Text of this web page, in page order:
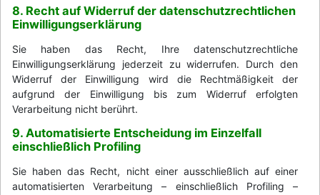
8. Recht auf Widerruf der datenschutzrechtlichen
Einwilligungserklärung
Sie haben das Recht, Ihre datenschutzrechtliche
Einwilligungserklärung jederzeit zu widerrufen. Durch den
Widerruf der Einwilligung wird die Rechtmäßigkeit der
aufgrund der Einwilligung bis zum Widerruf erfolgten
Verarbeitung nicht berührt.
9. Automatisierte Entscheidung im Einzelfall
einschließlich Profiling
Sie haben das Recht, nicht einer ausschließlich auf einer
automatisierten Verarbeitung – einschließlich Profiling –